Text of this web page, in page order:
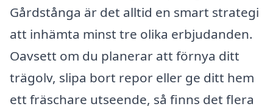
Gårdstånga är det alltid en smart strategi
att inhämta minst tre olika erbjudanden.
Oavsett om du planerar att förnya ditt
trägolv, slipa bort repor eller ge ditt hem
ett fräschare utseende, så finns det flera